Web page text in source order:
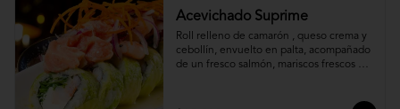
Acevichado Suprime
Roll relleno de camarón , queso crema y
cebollín, envuelto en palta, acompañado
de un fresco salmón, mariscos frescos en